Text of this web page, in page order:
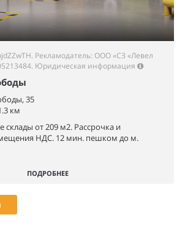
Рекламодатель: ООО «СЗ «Левел
Юридическая информация
35
км
склады от 209 м2. Рассрочка и
НДС. 12 мин. пешком до м.
ПОДРОБНЕЕ